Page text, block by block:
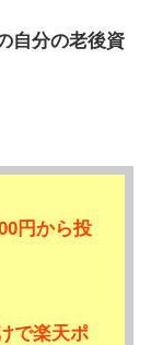
自分の老後資
円から投
で楽天ポ